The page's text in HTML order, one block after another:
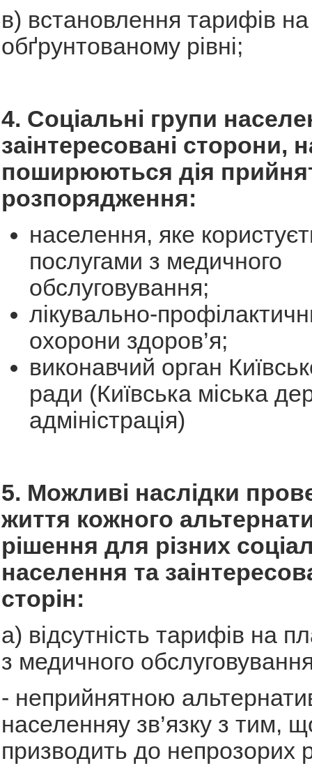
в) встановлення тарифів
обґрунтованому рівні;
4. Соціальні групи
заінтересовані сторони,
поширюються дія
розпорядження:
населення, яке
послугами з медичного
обслуговування;
лікувально-
охорони здоров’я;
виконавчий орган
ради (Київська міська
адміністрація)
5. Можливі наслідки
життя кожного
рішення для різних
населення та
сторін:
а) відсутність тарифів на
з медичного
- неприйнятною
населенняу зв’язку з тим,
призводить до непрозорих